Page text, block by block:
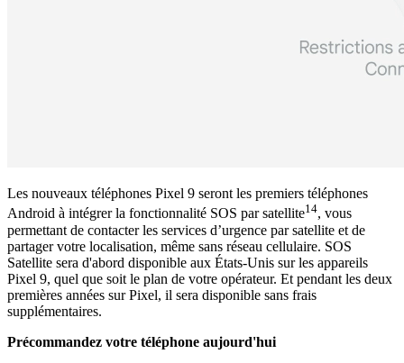
Les nouveaux téléphones Pixel 9 seront les premiers téléphones
Android à intégrer la fonctionnalité SOS par satellite14, vous
permettant de contacter les services d’urgence par satellite et de
partager votre localisation, même sans réseau cellulaire. SOS
Satellite sera d'abord disponible aux États-Unis sur les appareils
Pixel 9, quel que soit le plan de votre opérateur. Et pendant les deux
premières années sur Pixel, il sera disponible sans frais
supplémentaires.
Précommandez votre téléphone aujourd'hui